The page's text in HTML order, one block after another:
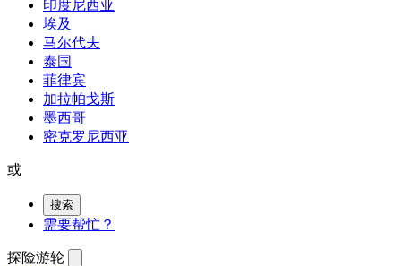
印度尼西亚
埃及
马尔代夫
泰国
菲律宾
加拉帕戈斯
墨西哥
密克罗尼西亚
或
搜索
需要帮忙？
探险游轮